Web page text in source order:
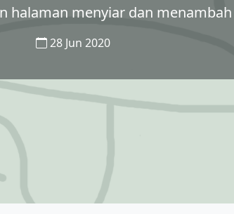
halaman menyiar dan
28 Jun 2020